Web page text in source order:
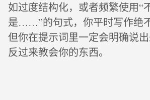
如过度结构化，或者频繁使用
是……”的句式，你平时写作绝
但你在提示词里一定会明确说
反过来教会你的东西。